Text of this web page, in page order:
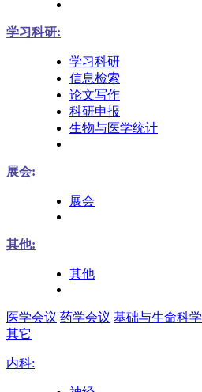
学习科研:
学习科研
信息检索
论文写作
科研申报
生物与医学统计
展会:
展会
其他:
其他
医学会议 药学会议 基础与生命科学
其它
内科: